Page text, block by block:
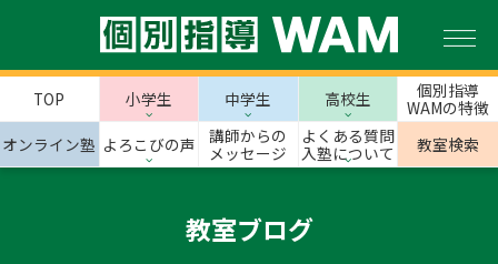
TOP 小学生 中学生 高校生
個別指導
WAMの特徴
オンライン塾 よろこびの声
講師からの
メッセージ
よくある質問
入塾について
教室検索
教室ブログ